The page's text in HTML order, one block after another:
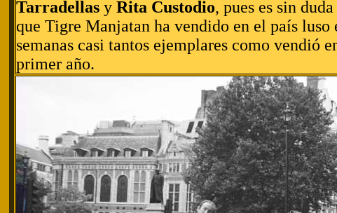
Tarradellas y Rita Custodio, pues es sin
que Tigre Manjatan ha vendido en el país luso
semanas casi tantos ejemplares como vendió
primer año.